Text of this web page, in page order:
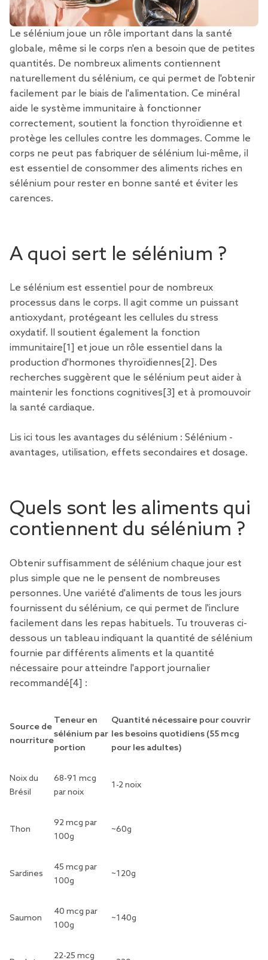
Le sélénium joue un rôle important dans la santé
globale, même si le corps n'en a besoin que de petites
quantités. De nombreux aliments contiennent
naturellement du sélénium, ce qui permet de l'obtenir
facilement par le biais de l'alimentation. Ce minéral
aide le système immunitaire à fonctionner
correctement, soutient la fonction thyroïdienne et
protège les cellules contre les dommages. Comme le
corps ne peut pas fabriquer de sélénium lui-même, il
est essentiel de consommer des aliments riches en
sélénium pour rester en bonne santé et éviter les
carences.
A quoi sert le sélénium ?
Le sélénium est essentiel pour de nombreux
processus dans le corps. Il agit comme un puissant
antioxydant, protégeant les cellules du stress
oxydatif. Il soutient également la fonction
immunitaire [1] et joue un rôle essentiel dans la
production d'hormones thyroïdiennes [2]. Des
recherches suggèrent que le sélénium peut aider à
maintenir les fonctions cognitives [3] et à promouvoir
la santé cardiaque.
Lis ici tous les avantages du sélénium : Sélénium -
avantages, utilisation, effets secondaires et dosage.
Quels sont les aliments qui
contiennent du sélénium ?
Obtenir suffisamment de sélénium chaque jour est
plus simple que ne le pensent de nombreuses
personnes. Une variété d'aliments de tous les jours
fournissent du sélénium, ce qui permet de l'inclure
facilement dans les repas habituels. Tu trouveras ci-
dessous un tableau indiquant la quantité de sélénium
fournie par différents aliments et la quantité
nécessaire pour atteindre l'apport journalier
recommandé [4] :
Source de
nourriture
Teneur en
sélénium par
portion
Quantité nécessaire pour couvrir
les besoins quotidiens (55 mcg
pour les adultes)
Noix du
Brésil
68-91 mcg
par noix
1-2 noix
Thon
92 mcg par
100g
~60g
Sardines
45 mcg par
100g
~120g
Saumon
40 mcg par
100g
~140g
22-25 mcg